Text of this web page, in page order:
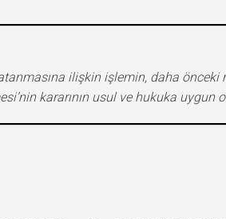
ilişkin işlemin, daha
kararının usul ve hukuka